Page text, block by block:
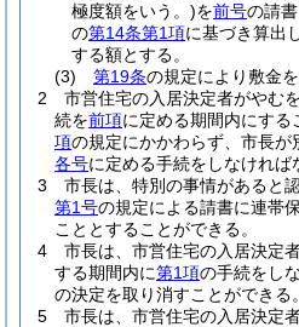
極度額をいう。)を前号の請
の第14条第1項に基づき算出
する額とする。
(3)
第19条の規定により敷金
2
市営住宅の入居決定者がやむ
続を前項に定める期間内にする
項の規定にかかわらず、市長が
各号に定める手続をしなければ
3
市長は、特別の事情があると
第1号の規定による請書に連帯
こととすることができる。
4
市長は、市営住宅の入居決定
する期間内に第1項の手続をし
の決定を取り消すことができる。
5
市長は、市営住宅の入居決定